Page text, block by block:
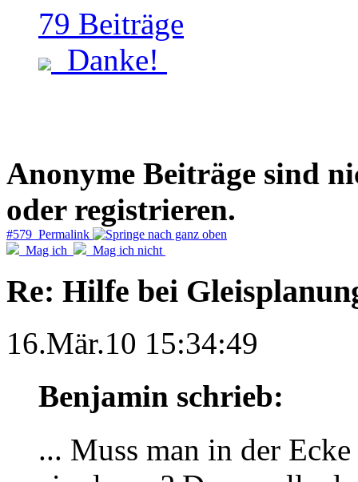
79 Beiträge
Danke!
Anonyme Beiträge sind
oder registrieren.
#579 Permalink
Mag ich
Mag ich nicht
Re: Hilfe bei
16.Mär.10 15:34:49
Benjamin schrieb:
... Muss man in der